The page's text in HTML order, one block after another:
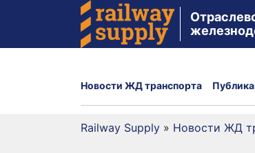
Новости ЖД транспорта
Railway Supply » Новости ЖД